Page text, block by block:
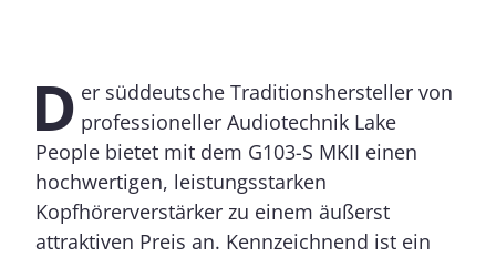
D er süddeutsche Traditionshersteller von
professioneller Audiotechnik Lake
People bietet mit dem G103-S MKII einen
hochwertigen, leistungsstarken
Kopfhörerverstärker zu einem äußerst
attraktiven Preis an. Kennzeichnend ist ein